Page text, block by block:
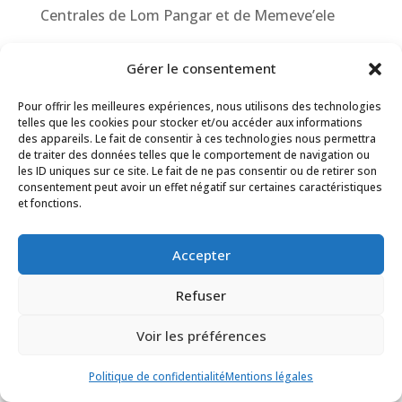
Gérer le consentement
Pour offrir les meilleures expériences, nous utilisons des technologies
telles que les cookies pour stocker et/ou accéder aux informations
des appareils. Le fait de consentir à ces technologies nous permettra
de traiter des données telles que le comportement de navigation ou
les ID uniques sur ce site. Le fait de ne pas consentir ou de retirer son
consentement peut avoir un effet négatif sur certaines caractéristiques
et fonctions.
Accepter
Refuser
Voir les préférences
Politique de confidentialitéMentions légales
Centrales de Lom Pangar et de Memeve’ele
Commentaires récents
Aucun commentaire à afficher.